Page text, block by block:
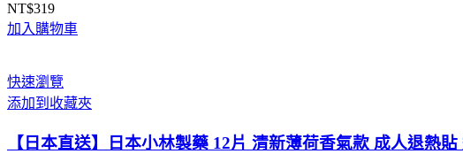
NT$319
加入購物車
快速瀏覽
添加到收藏夾
【日本直送】日本小林製藥 12片 清新薄荷香氣款 成人退熱